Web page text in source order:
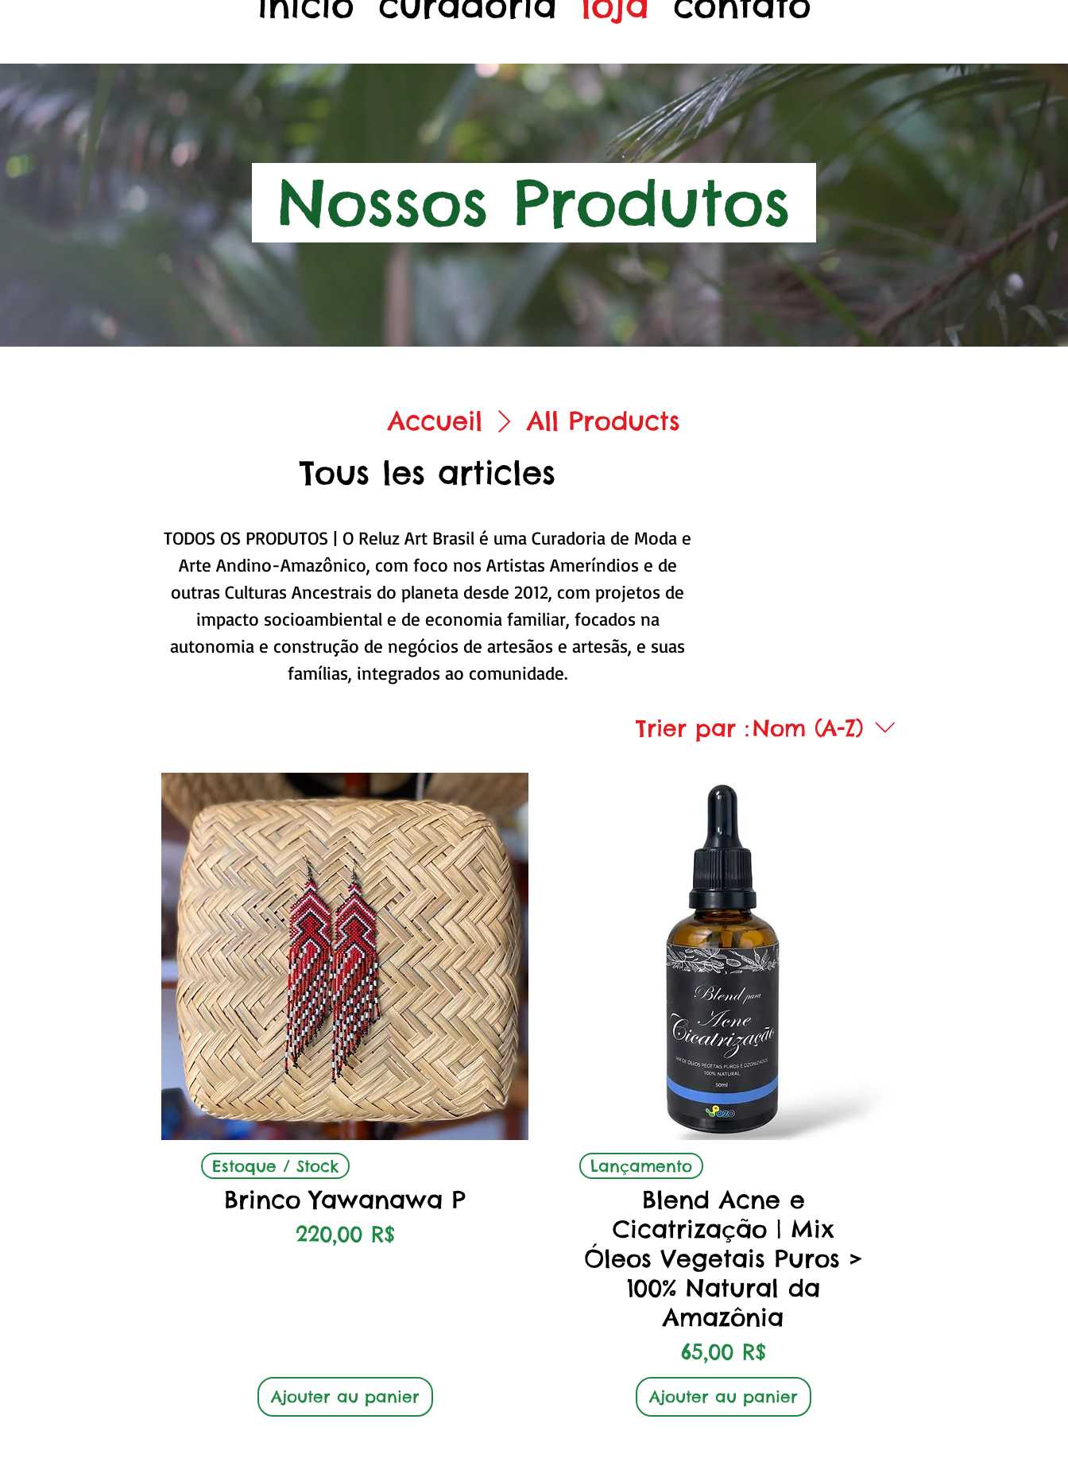
Nossos Produtos
Accueil All Products
Tous les articles
TODOS OS PRODUTOS | O Reluz Art Brasil é uma Curadoria de Moda e
Arte Andino-Amazônico, com foco nos Artistas Ameríndios e de
outras Culturas Ancestrais do planeta desde 2012, com projetos de
impacto socioambiental e de economia familiar, focados na
autonomia e construção de negócios de artesãos e artesãs, e suas
famílias, integrados ao comunidade.
Trier par :Nom (A-Z)
Aperçu rapide
Estoque / Stock
Brinco Yawanawa P
Prix
220,00 R$
Ajouter au panier
Aperçu rapide
Lançamento
Blend Acne e
Cicatrização | Mix
Óleos Vegetais Puros >
100% Natural da
Amazônia
Prix
65,00 R$
Ajouter au panier